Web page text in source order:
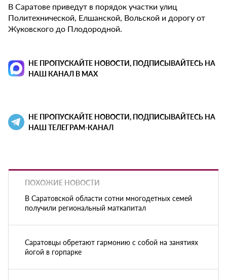
В Саратове приведут в порядок участки улиц
Политехнической, Елшанской, Вольской и дорогу от
Жуковского до Плодородной.
НЕ ПРОПУСКАЙТЕ НОВОСТИ, ПОДПИСЫВАЙТЕСЬ НА
НАШ КАНАЛ В MAX
НЕ ПРОПУСКАЙТЕ НОВОСТИ, ПОДПИСЫВАЙТЕСЬ НА
НАШ ТЕЛЕГРАМ-КАНАЛ
ПОХОЖИЕ НОВОСТИ
В Саратовской области сотни многодетных семей
получили региональный маткапитал
Саратовцы обретают гармонию с собой на занятиях
йогой в горпарке